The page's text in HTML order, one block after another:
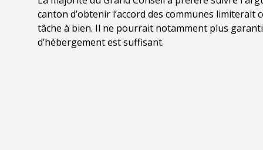
canton d’obtenir l’accord des communes limiterait
tâche à bien. Il ne pourrait notamment plus
d’hébergement est suffisant.